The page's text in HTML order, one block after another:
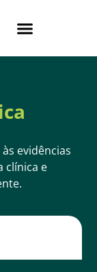
evidências
clínica e